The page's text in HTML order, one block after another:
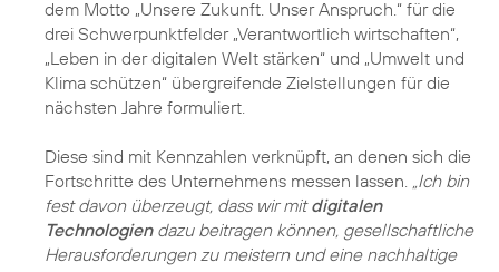
dem Motto „Unsere Zukunft. Unser Anspruch.“ für die
drei Schwerpunktfelder „Verantwortlich wirtschaften“,
„Leben in der digitalen Welt stärken“ und „Umwelt und
Klima schützen“ übergreifende Zielstellungen für die
nächsten Jahre formuliert.
Diese sind mit Kennzahlen verknüpft, an denen sich die
Fortschritte des Unternehmens messen lassen. „Ich bin
fest davon überzeugt, dass wir mitdigitalen
Technologiendazu beitragen können, gesellschaftliche
Herausforderungen zu meistern und eine nachhaltige